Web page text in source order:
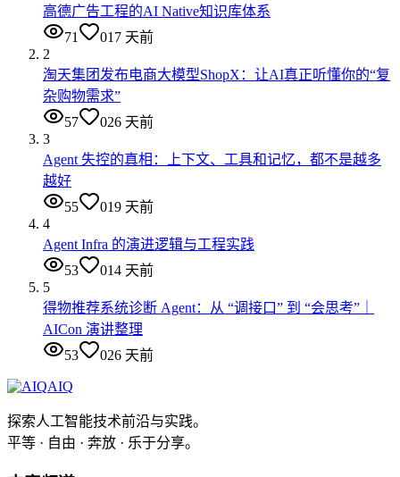
高德广告工程的AI Native知识库体系
71
017 天前
2
淘天集团发布电商大模型ShopX：让AI真正听懂你的“复
杂购物需求”
57
026 天前
3
Agent 失控的真相：上下文、工具和记忆，都不是越多
越好
55
019 天前
4
Agent Infra 的演进逻辑与工程实践
53
014 天前
5
得物推荐系统诊断 Agent：从 “调接口” 到 “会思考”｜
AICon 演讲整理
53
026 天前
AIQ
探索人工智能技术前沿与实践。
平等 · 自由 · 奔放 · 乐于分享。